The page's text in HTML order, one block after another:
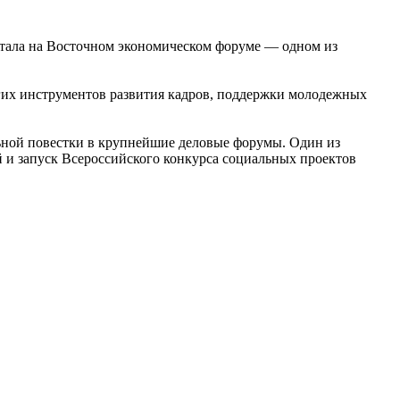
на Восточном экономическом форуме — одном из
инструментов развития кадров, поддержки молодежных
повестки в крупнейшие деловые форумы. Один из
Всероссийского конкурса социальных проектов